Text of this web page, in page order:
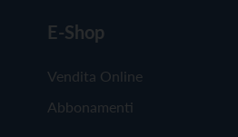
E-Shop
Vendita Online
Abbonamenti